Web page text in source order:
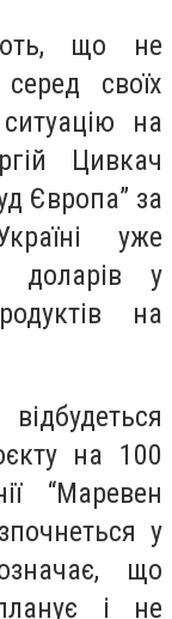
що не
своїх
на
Цивкач
Європа” за
уже
доларів у
на
на 100
“Маревен
у
що
і не